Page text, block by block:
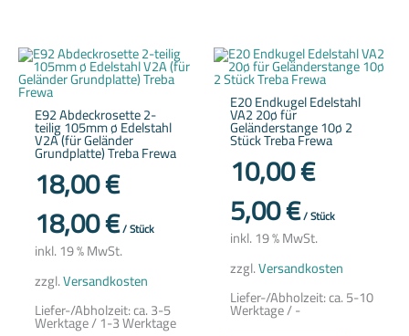
E92 Abdeckrosette 2-
teilig 105mm ø Edelstahl
V2A (für Geländer
Grundplatte) Treba Frewa
18,00€
18,00€/Stück
inkl. 19 % MwSt.
zzgl.Versandkosten
Liefer-/Abholzeit:ca. 3-5
Werktage / 1-3 Werktage
E20 Endkugel Edelstahl
VA2 20ø für
Geländerstange 10ø 2
Stück Treba Frewa
10,00€
5,00€/Stück
inkl. 19 % MwSt.
zzgl.Versandkosten
Liefer-/Abholzeit:ca. 5-10
Werktage / -